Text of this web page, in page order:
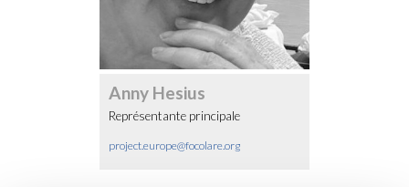
Anny Hesius
Représentante principale
project.europe@focolare.org